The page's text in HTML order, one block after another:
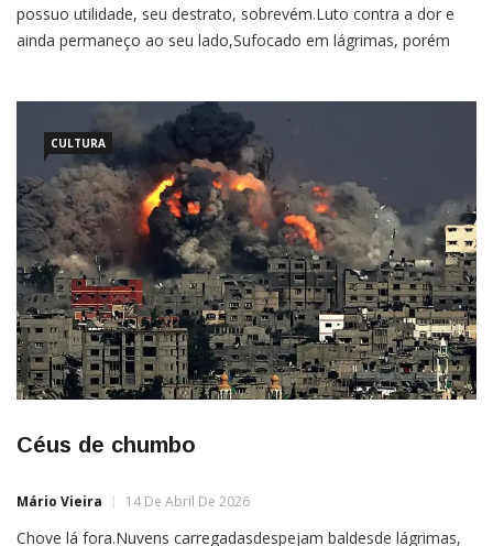
possuo utilidade, seu destrato, sobrevém.Luto contra a dor e
ainda permaneço ao seu lado,Sufocado em lágrimas, porém
CULTURA
Céus de chumbo
Mário Vieira 14 De Abril De 2026
Chove lá fora.Nuvens carregadasdespejam baldesde lágrimas,